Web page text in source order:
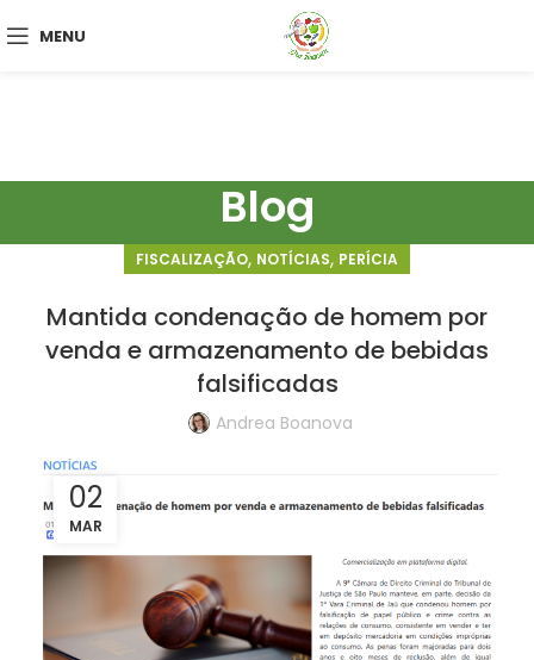
MENU
Blog
FISCALIZAÇÃO, NOTÍCIAS, PERÍCIA
Mantida condenação de homem por
venda e armazenamento de bebidas
falsificadas
Andrea Boanova
02
MAR